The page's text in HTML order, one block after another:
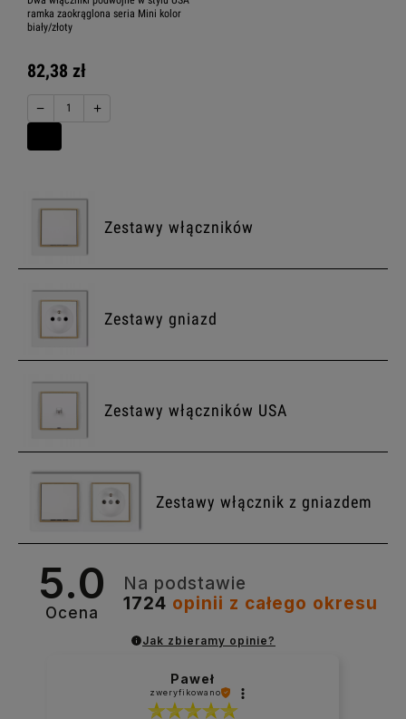
ramka zaokrąglona seria Mini kolor
biały/złoty
82,38 zł
− +
Zestawy włączników
Zestawy gniazd
Zestawy włączników USA
Zestawy włącznik z gniazdem
5.0
Ocena
Na podstawie
1724 opinii z całego okresu
Jak zbieramy opinie?
Paweł
zweryfikowano